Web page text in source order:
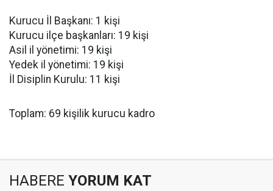
Kurucu İl Başkanı: 1 kişi
Kurucu ilçe başkanları: 19 kişi
Asil il yönetimi: 19 kişi
Yedek il yönetimi: 19 kişi
İl Disiplin Kurulu: 11 kişi
Toplam: 69 kişilik kurucu kadro
HABERE YORUM KAT